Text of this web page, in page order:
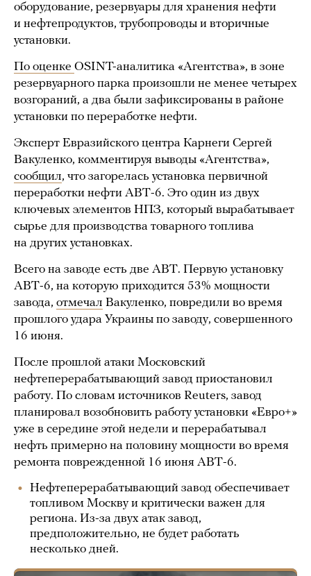
оборудование, резервуары для хранения нефти
и нефтепродуктов, трубопроводы и вторичные
установки.
По оценке OSINT-аналитика «Агентства», в зоне
резервуарного парка произошли не менее четырех
возгораний, а два были зафиксированы в районе
установки по переработке нефти.
Эксперт Евразийского центра Карнеги Сергей
Вакуленко, комментируя выводы «Агентства»,
сообщил, что загорелась установка первичной
переработки нефти АВТ-6. Это один из двух
ключевых элементов НПЗ, который вырабатывает
сырье для производства товарного топлива
на других установках.
Всего на заводе есть две АВТ. Первую установку
АВТ-6, на которую приходится 53% мощности
завода, отмечал Вакуленко, повредили во время
прошлого удара Украины по заводу, совершенного
16 июня.
После прошлой атаки Московский
нефтеперерабатывающий завод приостановил
работу. По словам источников Reuters, завод
планировал возобновить работу установки «Евро+»
уже в середине этой недели и перерабатывал
нефть примерно на половину мощности во время
ремонта поврежденной 16 июня АВТ-6.
Нефтеперерабатывающий завод обеспечивает
топливом Москву и критически важен для
региона. Из-за двух атак завод,
предположительно, не будет работать
несколько дней.